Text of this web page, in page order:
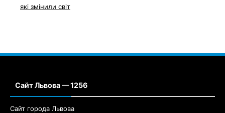
які змінили світ
Сайт Львова — 1256
Сайт города Львова